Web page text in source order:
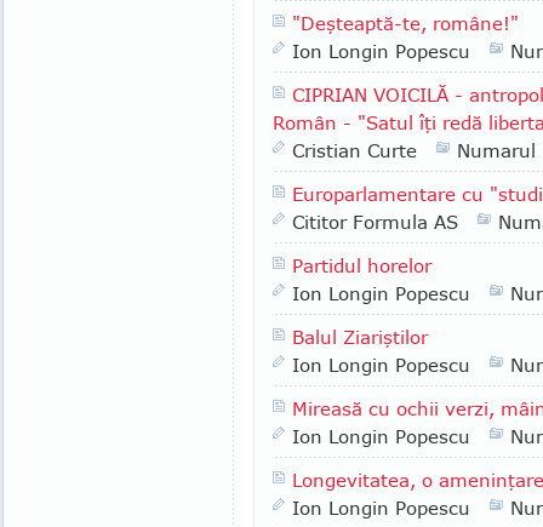
"Deşteaptă-te, române!"
Ion Longin Popescu
CIPRIAN VOICILĂ -
Român - "Satul îţi redă
Cristian Curte
Numarul
Europarlamentare cu
Cititor Formula AS
Partidul horelor
Ion Longin Popescu
Balul Ziariştilor
Ion Longin Popescu
Mireasă cu ochii verzi,
Ion Longin Popescu
Longevitatea, o ameninţare
Ion Longin Popescu